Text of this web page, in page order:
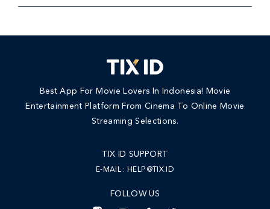
Best App For Movie Lovers In Indonesia! Movie
Entertainment Platform From Cinema To Online Movie
Streaming Selections.
TIX ID SUPPORT
E-MAIL : HELP@TIX.ID
FOLLOW US